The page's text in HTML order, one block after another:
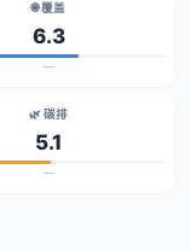
🌐 覆盖
6.3
—
🌿 碳排
5.1
—